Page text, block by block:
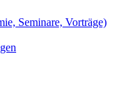
Seminare, Vorträge)